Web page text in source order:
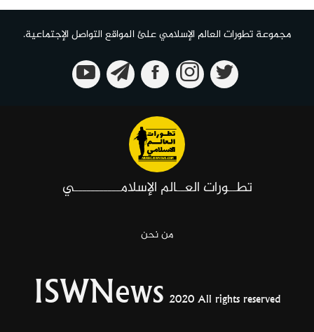
مجموعة تطورات العالم الإسلامي علئ المواقع التواصل الإجتماعية.
تطــورات العــالم الإسلامـــــــــــي
من نحن
ISWNews 2020 All rights reserved